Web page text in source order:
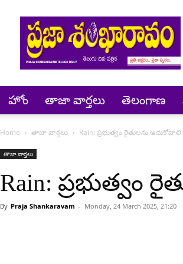
Prajashankaravam
హోం తాజా వార్తలు తెలంగాణ
Home తాజా వార్తలు Rain: ప్రభుత్వం రైతులను ఆదుకోవాలి
తాజా వార్తలు
Rain: ప్రభుత్వం
By Praja Shankaravam - Monday, 24 March 2025, 21:20